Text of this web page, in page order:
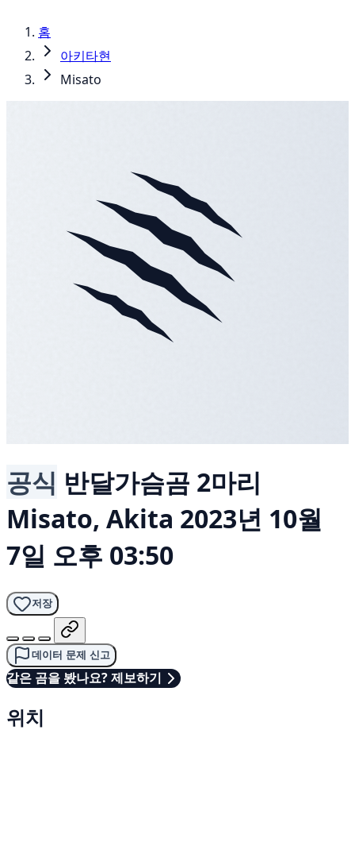
홈
아키타현
Misato
공식 반달가슴곰 2마리
Misato, Akita 2023년 10월
7일 오후 03:50
저장
데이터 문제 신고
같은 곰을 봤나요? 제보하기
위치